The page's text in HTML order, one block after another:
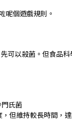
呢個遊戲規則。
可以殺菌。但食品科
門氏菌
但維持較長時間，